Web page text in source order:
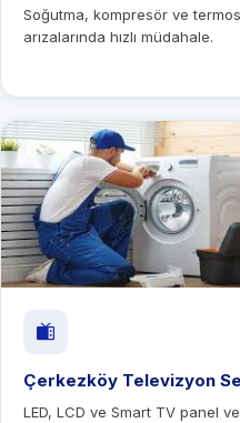
Soğutma, kompresör ve
arızalarında hızlı müdahale.
Çerkezköy Televizyon
LED, LCD ve Smart TV panel ve